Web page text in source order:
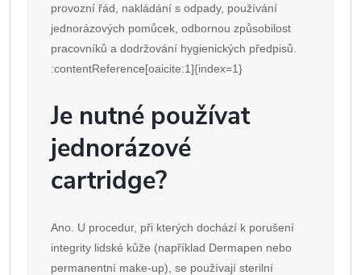
provozní řád, nakládání s odpady, používání
jednorázových pomůcek, odbornou způsobilost
pracovníků a dodržování hygienických předpisů.
:contentReference[oaicite:1]{index=1}
Je nutné používat
jednorázové
cartridge?
Ano. U procedur, při kterých dochází k porušení
integrity lidské kůže (například Dermapen nebo
permanentní make-up), se používají sterilní